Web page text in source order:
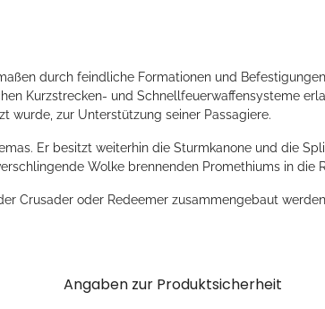
durch feindliche Formationen und
Kurzstrecken- und Schnellfeuerwaffensysteme
wurde, zur Unterstützung seiner Passagiere.
Er besitzt weiterhin die Sturmkanone und die
Wolke brennenden Promethiums in die
Crusader oder Redeemer zusammengebaut
Angaben zur Produktsicherheit